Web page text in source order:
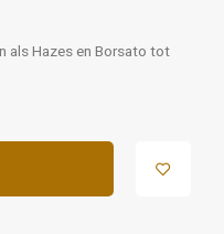
als Hazes en Borsato tot